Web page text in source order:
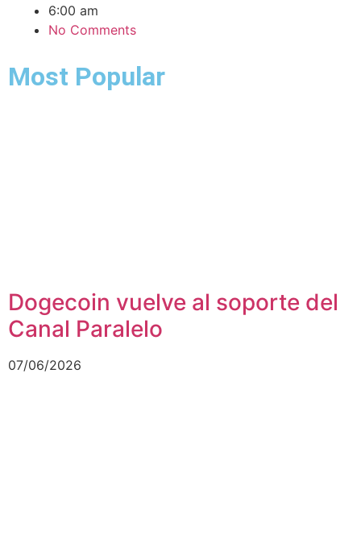
6:00 am
No Comments
Most Popular
Dogecoin vuelve al soporte del
Canal Paralelo
07/06/2026